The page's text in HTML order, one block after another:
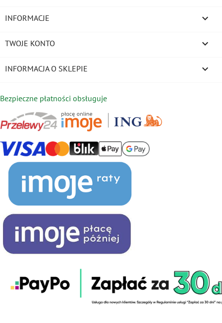
INFORMACJE 
TWOJE KONTO 
INFORMACJA O SKLEPIE keyboard_arrow_down
Bezpieczne płatności obsługuje